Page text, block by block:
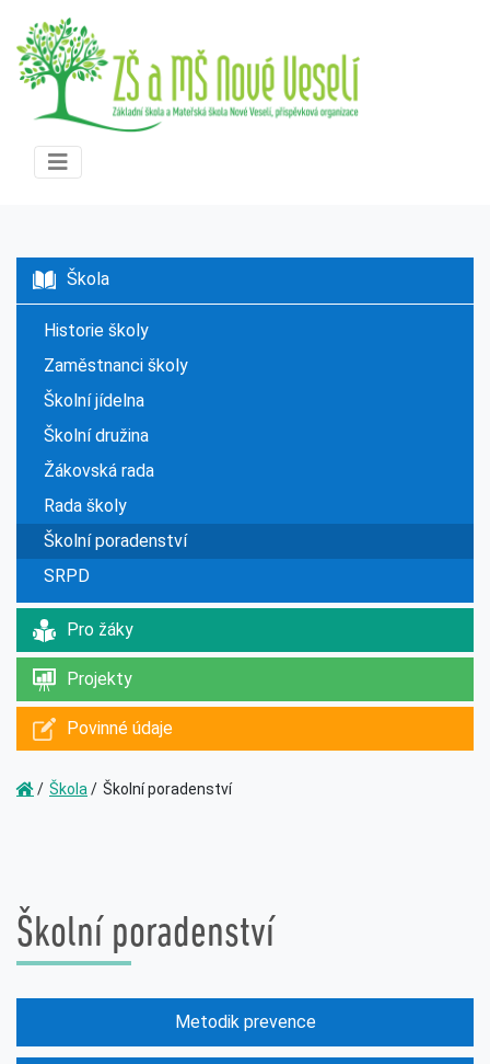
Škola
Historie školy
Zaměstnanci školy
Školní jídelna
Školní družina
Žákovská rada
Rada školy
Školní poradenství
SRPD
Pro žáky
Projekty
Povinné údaje
Škola Školní poradenství
Školní poradenství
Metodik prevence